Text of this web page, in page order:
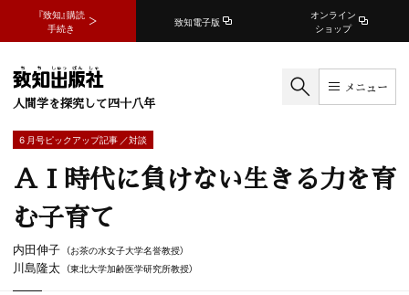
『致知』購読
手続き
致知電子版
オンライン
ショップ
人間学を探究して四十八年
メニュー
6 月号ピックアップ記事 ／対談
ＡＩ時代に負けない生きる力を育
む子育て
内田伸子 （お茶の水女子大学名誉教授）
川島隆太 （東北大学加齢医学研究所教授）